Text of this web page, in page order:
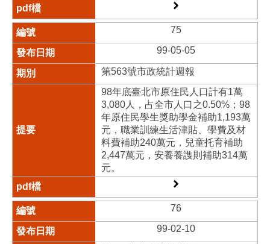
75
99-05-05
第563號市政統計週報
98年底臺北市原住民人口計有1萬
3,080人，占全市人口之0.50%；98
年原住民學生獎助學金補助1,193萬
元，職業訓練生活津貼、學費及材
料費補助240萬元，兒童托育補助
2,447萬元，安養養謢則補助314萬
元。
76
99-02-10